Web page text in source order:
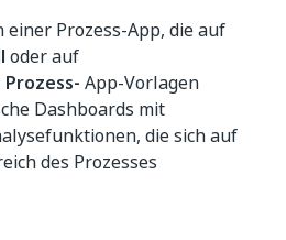
einer Prozess-App, die auf
oder auf
App-Vorlagen
Dashboards mit
die sich auf
des Prozesses